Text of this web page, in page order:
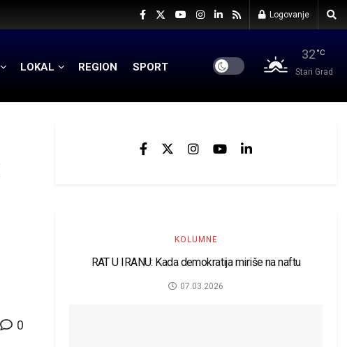
Logovanje
LOKAL REGION SPORT
32 °C
Stari Grad
0
KOLUMNE
RAT U IRANU: Kada demokratija miriše na naftu
07.03.2026